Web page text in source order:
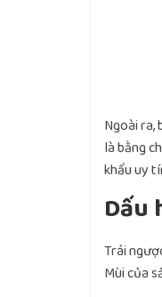
Ngoài ra,
là bằng
khẩu uy
Dấu
Trái
Mùi của